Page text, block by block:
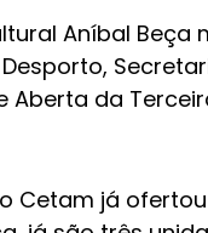
Aníbal
Aberta da
o Cetam já